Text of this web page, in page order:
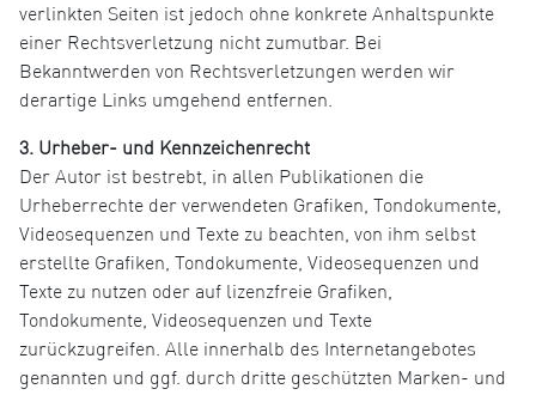
verlinkten Seiten ist jedoch ohne konkrete Anhaltspunkte
einer Rechtsverletzung nicht zumutbar. Bei
Bekanntwerden von Rechtsverletzungen werden wir
derartige Links umgehend entfernen.
3. Urheber- und Kennzeichenrecht
Der Autor ist bestrebt, in allen Publikationen die
Urheberrechte der verwendeten Grafiken, Tondokumente,
Videosequenzen und Texte zu beachten, von ihm selbst
erstellte Grafiken, Tondokumente, Videosequenzen und
Texte zu nutzen oder auf lizenzfreie Grafiken,
Tondokumente, Videosequenzen und Texte
zurückzugreifen. Alle innerhalb des Internetangebotes
genannten und ggf. durch dritte geschützten Marken- und